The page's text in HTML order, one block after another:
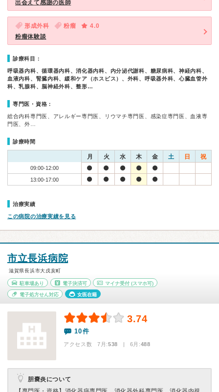
出会えて感謝の医師
形成外科 粉瘤
4.0
粉瘤体験談
診療科目：
呼吸器内科、循環器内科、消化器内科、内分泌代謝科、糖尿病科、神経内科、
血液内科、腎臓内科、緩和ケア（ホスピス）、外科、呼吸器外科、心臓血管外
科、乳腺科、脳神経外科、整形…
専門医・資格：
総合内科専門医、アレルギー専門医、リウマチ専門医、感染症専門医、血液専
門医、外…
診療時間
月 火 水 木 金 土 日 祝
09:00-12:00
13:00-17:00
治療実績
この病院の治療実績を見る
市立長浜病院
滋賀県長浜市大戌亥町
駐車場あり 電子決済可 マイナ受付 (スマホ可)
電子処方せん対応 女医在籍
3.74
10件
アクセス数 7月:538 | 6月:488
胆嚢炎について